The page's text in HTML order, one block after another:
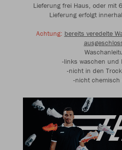
Lieferung frei Haus, oder mit
Lieferung erfolgt
Achtung: bereits veredelte
-links waschen und
-nicht in den
-nicht chemisch